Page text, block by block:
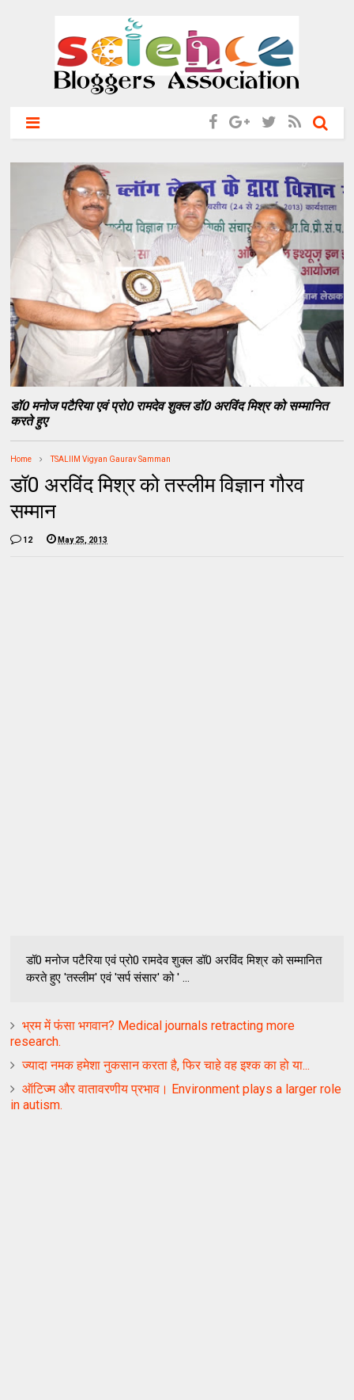
डॉ0 मनोज पटैरिया एवं प्रो0 रामदेव शुक्ल डॉ0 अरविंद मिश्र को सम्मानित
करते हुए
Home TSALIIM Vigyan Gaurav Samman
डॉ0 अरविंद मिश्र को तस्लीम विज्ञान गौरव
सम्मान
12 May 25, 2013
डॉ0 मनोज पटैरिया एवं प्रो0 रामदेव शुक्ल डॉ0 अरविंद मिश्र को सम्मानित
करते हुए 'तस्लीम' एवं 'सर्प संसार' को ' ...
भ्रम में फंसा भगवान? Medical journals retracting more
research.
ज्‍यादा नमक हमेशा नुकसान करता है, फिर चाहे वह इश्‍क का हो या...
ऑटिज्‍म और वातावरणीय प्रभाव। Environment plays a larger role
in autism.